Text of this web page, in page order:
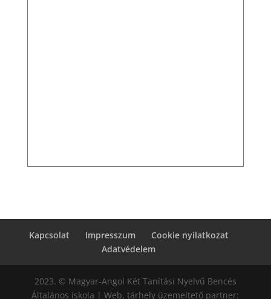
Kapcsolat Impresszum
Cookie nyilatkozat
Adatvédelem
2023. © Magyar-Angol Két Tanítási Nyelvű Bencés
Általános iskola | Web, tárhely üzemeltető partner: